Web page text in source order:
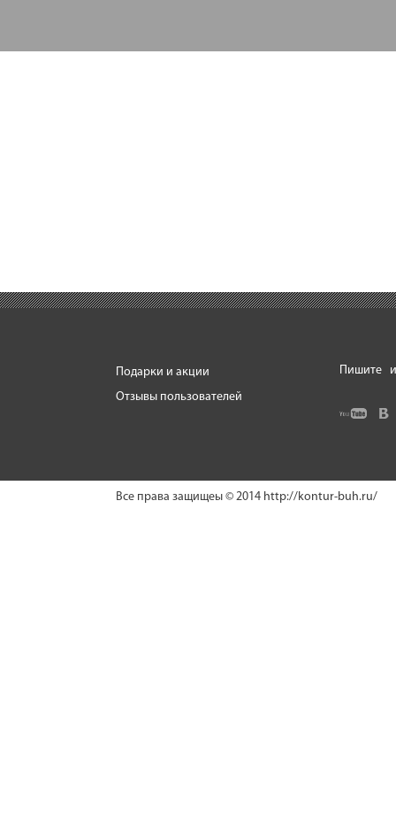
Подарки и акции
Отзывы пользователей
Пишите
Все права защищеы © 2014 http://kontur-buh.ru/